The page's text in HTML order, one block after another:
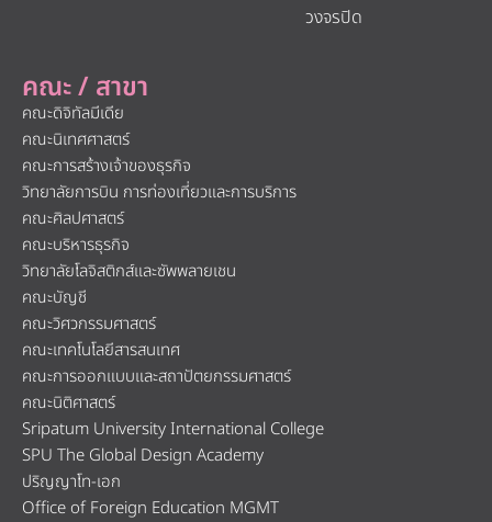
คณะ / สาขา
คณะดิจิทัลมีเดีย
คณะนิเทศศาสตร์
คณะการสร้างเจ้าของธุรกิจ
วิทยาลัยการบิน การท่องเที่ยวและการบริการ
คณะศิลปศาสตร์
คณะบริหารธุรกิจ
วิทยาลัยโลจิสติกส์และซัพพลายเชน
คณะบัญชี
คณะวิศวกรรมศาสตร์
คณะเทคโนโลยีสารสนเทศ
คณะการออกแบบและสถาปัตยกรรมศาสตร์
คณะนิติศาสตร์
Sripatum University International College
SPU The Global Design Academy
ปริญญาโท-เอก
Office of Foreign Education MGMT
วงจรปิด